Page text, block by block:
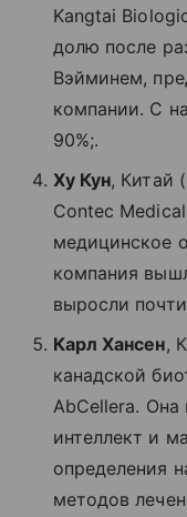
Kangtai
долю после
Вэйминем,
компании. С
90%;.
Ху Кун, Китай
Contec
медицинское
компания
выросли
Карл Хансен,
канадской
AbCellera. Она
интеллект и
определения
методов